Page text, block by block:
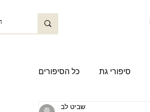
כל הסיפורים סיפורי גת
שביט לב